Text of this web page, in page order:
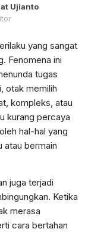
Ujianto
yang sangat
Fenomena ini
tugas
otak memilih
kompleks, atau
kurang percaya
hal-hal yang
atau bermain
juga terjadi
Ketika
merasa
cara bertahan